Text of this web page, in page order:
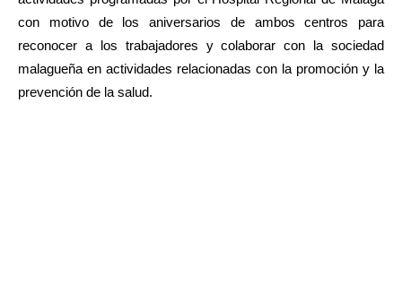
con motivo de los aniversarios de ambos centros para
reconocer a los trabajadores y colaborar con la sociedad
malagueña en actividades relacionadas con la promoción y la
prevención de la salud.